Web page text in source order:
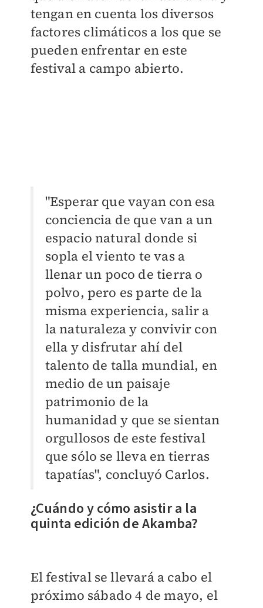
tengan en cuenta los diversos
factores climáticos a los que se
pueden enfrentar en este
festival a campo abierto.
"Esperar que vayan con esa
conciencia de que van a un
espacio natural donde si
sopla el viento te vas a
llenar un poco de tierra o
polvo, pero es parte de la
misma experiencia, salir a
la naturaleza y convivir con
ella y disfrutar ahí del
talento de talla mundial, en
medio de un paisaje
patrimonio de la
humanidad y que se sientan
orgullosos de este festival
que sólo se lleva en tierras
tapatías", concluyó Carlos.
¿Cuándo y cómo asistir a la
quinta edición de Akamba?
El festival se llevará a cabo el
próximo sábado 4 de mayo, el